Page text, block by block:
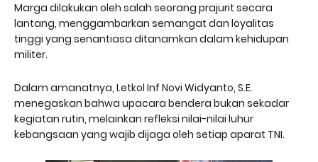
Marga dilakukan oleh salah seorang prajurit secara
lantang, menggambarkan semangat dan loyalitas
tinggi yang senantiasa ditanamkan dalam kehidupan
militer.
Dalam amanatnya, Letkol Inf Novi Widyanto, S.E.
menegaskan bahwa upacara bendera bukan sekadar
kegiatan rutin, melainkan refleksi nilai-nilai luhur
kebangsaan yang wajib dijaga oleh setiap aparat TNI.